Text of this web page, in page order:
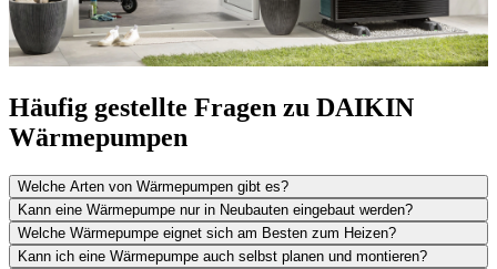
Häufig gestellte Fragen zu DAIKIN
Wärmepumpen
Welche Arten von Wärmepumpen gibt es?
Kann eine Wärmepumpe nur in Neubauten eingebaut werden?
Welche Wärmepumpe eignet sich am Besten zum Heizen?
Kann ich eine Wärmepumpe auch selbst planen und montieren?